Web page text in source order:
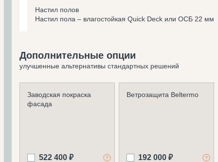
Настил полов
Настил пола – влагостойкая Quick Deck или ОСБ 22 мм
Дополнительные опции
улучшенные альтернативы стандартных решений
Заводская покраска
фасада
522 400 ₽
Ветрозащита Beltermo
192 000 ₽